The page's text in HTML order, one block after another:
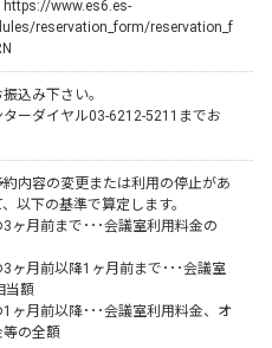
https://www.es6.es-
reservation_form/reservation_f
込み下さい。
ーダイヤル03-6212-5211までお
内容の変更または利用の停止があ
以下の基準で算定します。
ヶ月前まで･･･会議室利用料金の
ヶ月前以降1ヶ月前まで･･･会議室
当額
ヶ月前以降･･･会議室利用料金、オ
の全額